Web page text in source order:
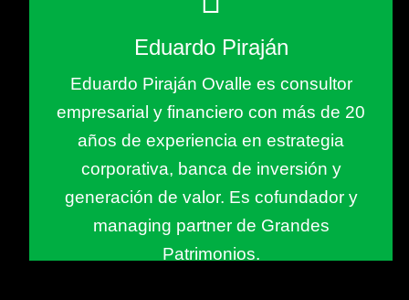
Eduardo Piraján
Eduardo Piraján Ovalle es consultor
empresarial y financiero con más de 20
años de experiencia en estrategia
corporativa, banca de inversión y
generación de valor. Es cofundador y
managing partner de Grandes
Patrimonios.